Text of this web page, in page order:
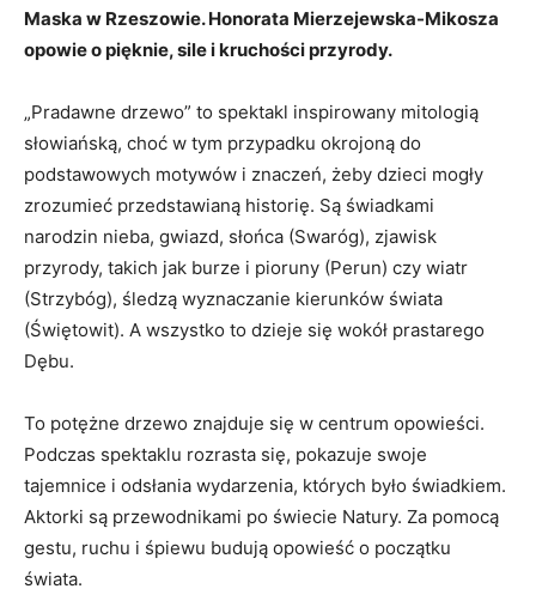
Maska w Rzeszowie. Honorata Mierzejewska-Mikosza
opowie o pięknie, sile i kruchości przyrody.
„Pradawne drzewo” to spektakl inspirowany mitologią
słowiańską, choć w tym przypadku okrojoną do
podstawowych motywów i znaczeń, żeby dzieci mogły
zrozumieć przedstawianą historię. Są świadkami
narodzin nieba, gwiazd, słońca (Swaróg), zjawisk
przyrody, takich jak burze i pioruny (Perun) czy wiatr
(Strzybóg), śledzą wyznaczanie kierunków świata
(Świętowit). A wszystko to dzieje się wokół prastarego
Dębu.
To potężne drzewo znajduje się w centrum opowieści.
Podczas spektaklu rozrasta się, pokazuje swoje
tajemnice i odsłania wydarzenia, których było świadkiem.
Aktorki są przewodnikami po świecie Natury. Za pomocą
gestu, ruchu i śpiewu budują opowieść o początku
świata.